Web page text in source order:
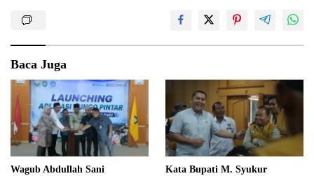
Baca Juga
Wagub Abdullah Sani
Kata Bupati M. Syukur